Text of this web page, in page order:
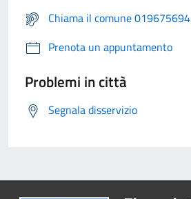
Chiama il comune 019675694
Prenota un appuntamento
Problemi in città
Segnala disservizio